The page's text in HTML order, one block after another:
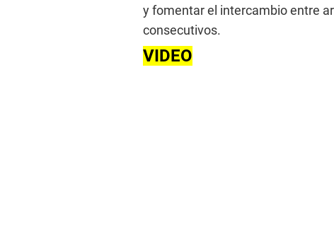
y fomentar el intercambio entre
consecutivos.
VIDEO